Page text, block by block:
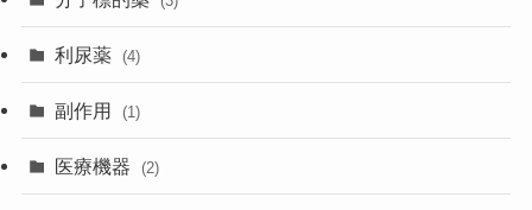
利尿薬 (4)
副作用 (1)
医療機器 (2)